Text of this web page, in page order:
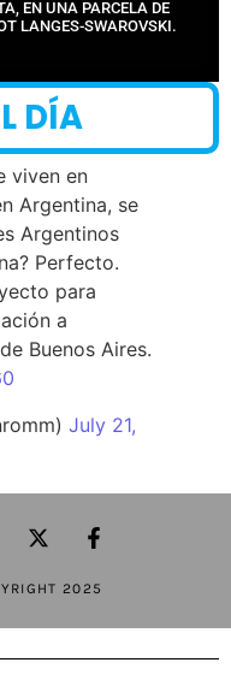
EN UNA PARCELA DE
LANGES-SWAROVSKI.
DÍA
viven en
Argentina, se
Argentinos
Perfecto.
para
a
Buenos Aires.
July 21,
2025